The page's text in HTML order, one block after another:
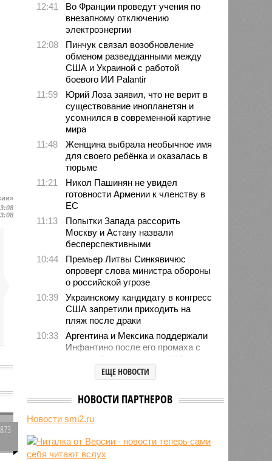
12:41
Во Франции проведут учения по
внезапному отключению
электроэнергии
12:08
Пинчук связал возобновление
обменом разведданными между
США и Украиной с работой
боевого ИИ Palantir
11:59
Юрий Лоза заявил, что не верит в
существование инопланетян и
усомнился в современной картине
мира
11:48
Женщина выбрала необычное имя
для своего ребёнка и оказалась в
тюрьме
11:21
Никол Пашинян не увидел
готовности Армении к членству в
ЕС
11:13
Попытки Запада рассорить
Москву и Астану назвали
бесперспективными
10:44
Премьер Литвы Синкявичюс
опроверг слова министра обороны
о российской угрозе
10:39
Украинскому кандидату в конгресс
США запретили приходить на
пляж после драки
10:33
Аргентина и Мексика поддержали
Инфантино после его промаха с
Крупнейшие финансовые
подверглись массированной
10:28
В результате вооружённого
погибли 7 человек
ЕЩЕ НОВОСТИ
НОВОСТИ ПАРТНЕРОВ
Новости smi2.ru